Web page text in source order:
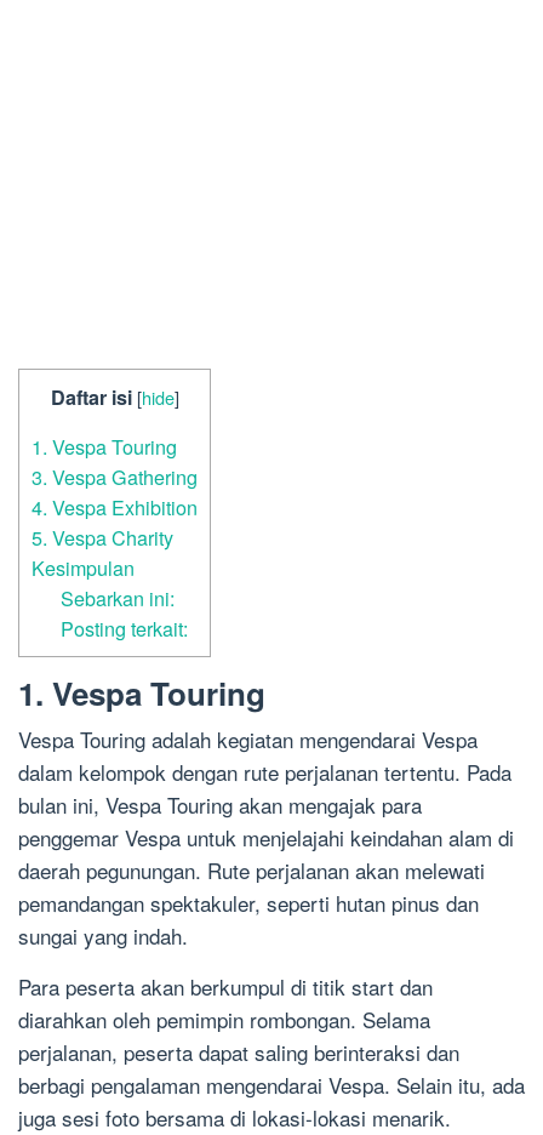
Daftar isi [hide]
1. Vespa Touring
3. Vespa Gathering
4. Vespa Exhibition
5. Vespa Charity
Kesimpulan
Sebarkan ini:
Posting terkait:
1. Vespa Touring
Vespa Touring adalah kegiatan mengendarai Vespa
dalam kelompok dengan rute perjalanan tertentu. Pada
bulan ini, Vespa Touring akan mengajak para
penggemar Vespa untuk menjelajahi keindahan alam di
daerah pegunungan. Rute perjalanan akan melewati
pemandangan spektakuler, seperti hutan pinus dan
sungai yang indah.
Para peserta akan berkumpul di titik start dan
diarahkan oleh pemimpin rombongan. Selama
perjalanan, peserta dapat saling berinteraksi dan
berbagi pengalaman mengendarai Vespa. Selain itu, ada
juga sesi foto bersama di lokasi-lokasi menarik.